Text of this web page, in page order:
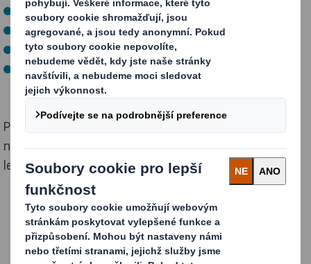
Příspěvky na očkování
Příspěvek na dopravu ve výši 1.000,-Kč
Možnost závodního stravování – dotované obědy
Akciový program s možností zajímavého finančního
výnosu
Přihlášky zasílejte na personální oddělení společnosti
nebo elektronicky na adresu:
lenka.nemleinova@dssmith.com